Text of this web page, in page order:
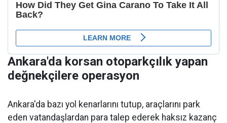
Ankara'da korsan otoparkçılık yapan
değnekçilere operasyon
Ankara'da bazı yol kenarlarını tutup, araçlarını park
eden vatandaşlardan para talep ederek haksız kazanç